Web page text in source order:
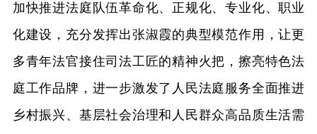
加快推进法庭队伍革命化、正规化、专业化、职业
化建设，充分发挥出张淑霞的典型模范作用，让更
多青年法官接住司法工匠的精神火把，擦亮特色法
庭工作品牌，进一步激发了人民法庭服务全面推进
乡村振兴、基层社会治理和人民群众高品质生活需